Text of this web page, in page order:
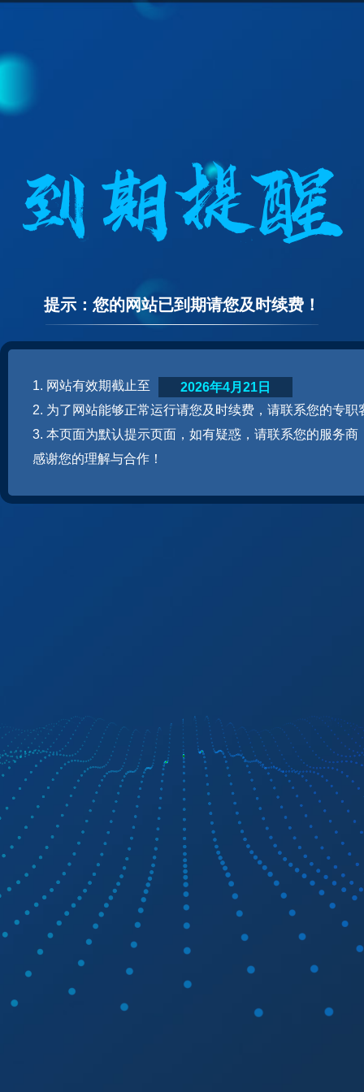
提示：您的网站已到期请您及时续费！
1. 网站有效期截止至
2. 为了网站能够正常运行请您及时续费，请联系您的专职
3. 本页面为默认提示页面，如有疑惑，请联系您的服务商
感谢您的理解与合作！
2026年4月21日